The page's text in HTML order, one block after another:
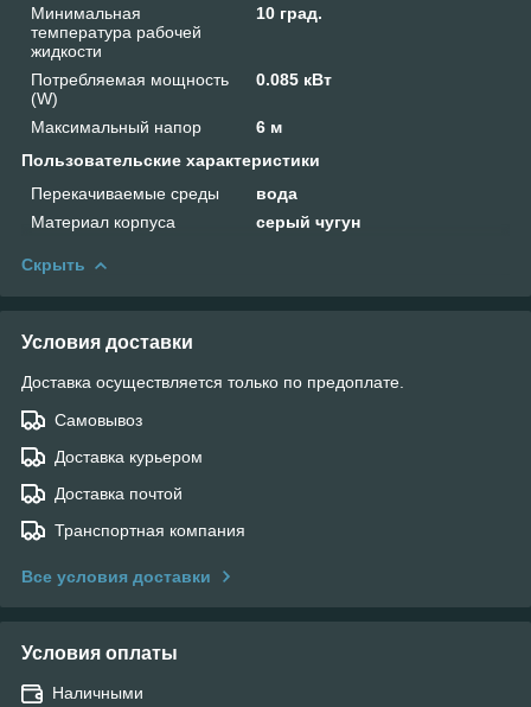
Минимальная
температура рабочей
жидкости
10 град.
Потребляемая мощность
(W)
0.085 кВт
Максимальный напор
6 м
Пользовательские характеристики
Перекачиваемые среды
вода
Материал корпуса
серый чугун
Скрыть
Условия доставки
Доставка осуществляется только по предоплате.
Самовывоз
Доставка курьером
Доставка почтой
Транспортная компания
Все условия доставки
Условия оплаты
Наличными